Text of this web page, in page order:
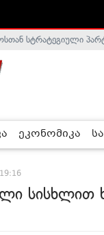
მთავრობა
სტრატეგიული
ეკონომიკა